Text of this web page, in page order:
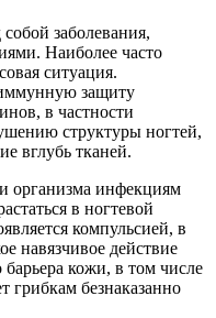
заболевания,
Наиболее часто
ситуация.
защиту
в частности
структуры ногтей,
вглубь тканей.
организма инфекциям
в ногтевой
компульсией, в
навязчивое действие
кожи, в том числе
грибкам безнаказанно